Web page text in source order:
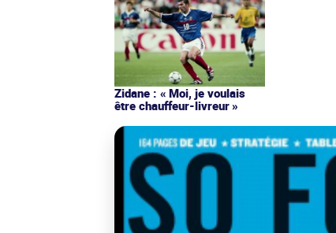
Zidane : « Moi, je voulais
être chauffeur-livreur »